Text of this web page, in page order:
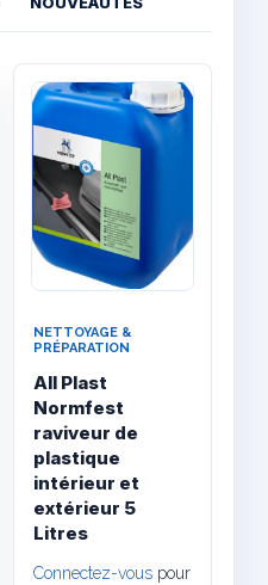
Quick View
NETTOYAGE &
PRÉPARATION
All Plast
Normfest
raviveur de
plastique
intérieur et
extérieur 5
Litres
Connectez-vous pour